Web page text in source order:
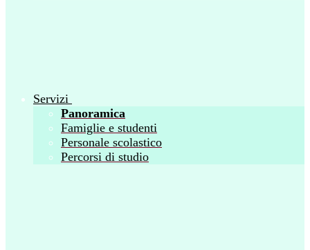
Servizi
Panoramica
Famiglie e studenti
Personale scolastico
Percorsi di studio